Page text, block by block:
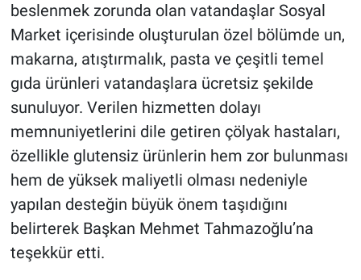
beslenmek zorunda olan vatandaşlar Sosyal
Market içerisinde oluşturulan özel bölümde un,
makarna, atıştırmalık, pasta ve çeşitli temel
gıda ürünleri vatandaşlara ücretsiz şekilde
sunuluyor. Verilen hizmetten dolayı
memnuniyetlerini dile getiren çölyak hastaları,
özellikle glutensiz ürünlerin hem zor bulunması
hem de yüksek maliyetli olması nedeniyle
yapılan desteğin büyük önem taşıdığını
belirterek Başkan Mehmet Tahmazoğlu’na
teşekkür etti.